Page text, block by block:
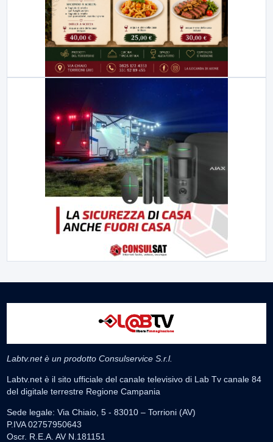
Labtv.net è un prodotto Consulservice S.r.l.
Labtv.net è il sito ufficiale del canale televisivo di Lab Tv canale 84
del digitale terrestre Regione Campania
Sede legale: Via Chiaio, 5 - 83010 – Torrioni (AV)
P.IVA 02757950643
Oscr. R.E.A. AV N.181151